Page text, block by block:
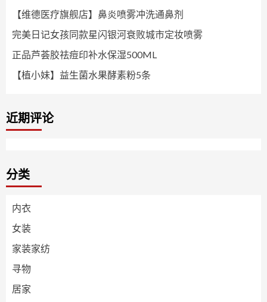
【维德医疗旗舰店】鼻炎喷雾冲洗通鼻剂
完美日记女孩同款星闪银河衰败城市定妆喷雾
正品芦荟胶祛痘印补水保湿500ML
【植小妹】益生菌水果酵素粉5条
近期评论
分类
内衣
女装
家装家纺
寻物
居家